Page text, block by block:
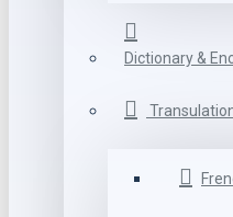
Dictionary &